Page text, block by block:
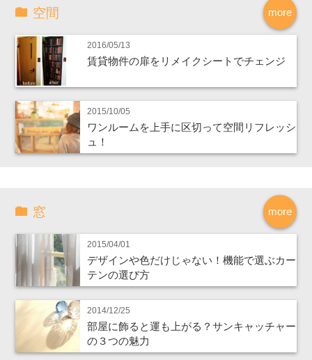
more
空間
2016/05/13
賃貸物件の扉をリメイクシートでチェンジ
2015/10/05
ワンルームを上手に区切って空間リフレッシ
ュ！
more
窓
2015/04/01
デザインや色だけじゃない！機能で選ぶカー
テンの選び方
2014/12/25
部屋に飾ると運も上がる？サンキャッチャー
の３つの魅力